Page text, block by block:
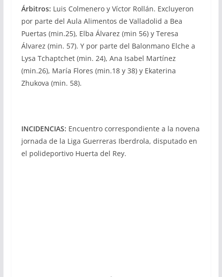
Árbitros: Luis Colmenero y Víctor Rollán. Excluyeron
por parte del Aula Alimentos de Valladolid a Bea
Puertas (min.25), Elba Álvarez (min 56) y Teresa
Álvarez (min. 57). Y por parte del Balonmano Elche a
Lysa Tchaptchet (min. 24), Ana Isabel Martínez
(min.26), María Flores (min.18 y 38) y Ekaterina
Zhukova (min. 58).
INCIDENCIAS: Encuentro correspondiente a la novena
jornada de la Liga Guerreras Iberdrola, disputado en
el polideportivo Huerta del Rey.